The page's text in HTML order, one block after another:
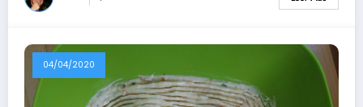
04/04/2020